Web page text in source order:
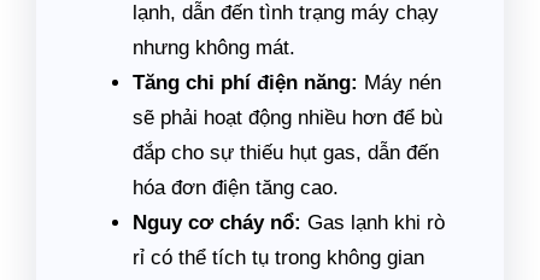
lạnh, dẫn đến tình trạng máy chạy
nhưng không mát.
Tăng chi phí điện năng: Máy nén
sẽ phải hoạt động nhiều hơn để bù
đắp cho sự thiếu hụt gas, dẫn đến
hóa đơn điện tăng cao.
Nguy cơ cháy nổ: Gas lạnh khi rò
rỉ có thể tích tụ trong không gian